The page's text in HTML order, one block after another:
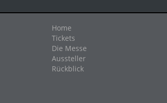
Home
Tickets
Die Messe
Aussteller
Rückblick